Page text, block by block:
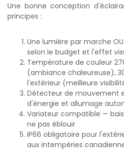
Une bonne conception
principes :
Une lumière par marche
selon le budget et l'effet
Température de couleur
(ambiance chaleureuse),
l'extérieur (meilleure
Détecteur de mouvement
d'énergie et allumage
Variateur compatible —
ne pas éblouir
IP66 obligatoire pour
aux intempéries